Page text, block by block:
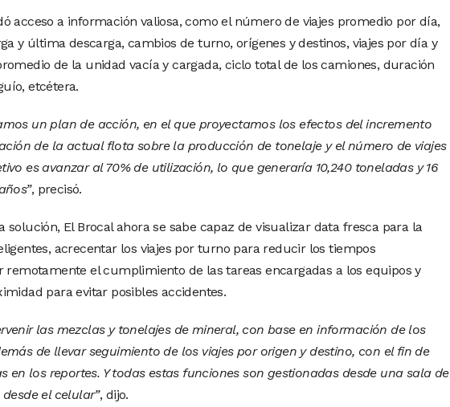
acceso a información valiosa, como el número de viajes promedio por día,
y última descarga, cambios de turno, orígenes y destinos, viajes por día y
de la unidad vacía y cargada, ciclo total de los camiones, duración
etcétera.
un plan de acción, en el que proyectamos los efectos del incremento
de la actual flota sobre la producción de tonelaje y el número de viajes
es avanzar al 70% de utilización, lo que generaría 10,240 toneladas y 16
, precisó.
solución, El Brocal ahora se sabe capaz de visualizar data fresca para la
acrecentar los viajes por turno para reducir los tiempos
remotamente el cumplimiento de las tareas encargadas a los equipos y
para evitar posibles accidentes.
las mezclas y tonelajes de mineral, con base en información de los
de llevar seguimiento de los viajes por origen y destino, con el fin de
en los reportes. Y todas estas funciones son gestionadas desde una sala de
el celular”, dijo.